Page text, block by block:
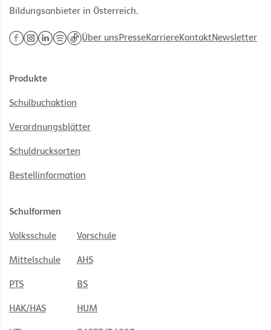
Bildungsanbieter in Österreich.
Über unsPresseKarriereKontaktNewsletter
Produkte
Schulbuchaktion
Verordnungsblätter
Schuldrucksorten
Bestellinformation
Schulformen
Volksschule Vorschule
Mittelschule AHS
PTS BS
HAK/HAS HUM